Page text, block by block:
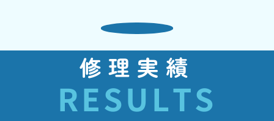
修理実績
RESULTS